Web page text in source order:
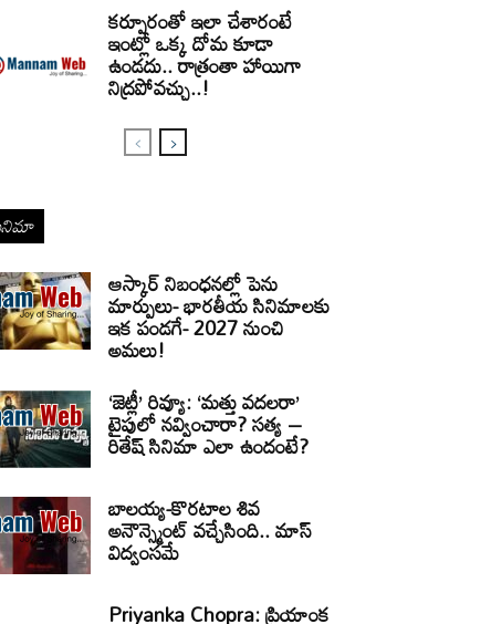
కర్పూరంతో ఇలా చేశారంటే
ఇంట్లో ఒక్క దోమ కూడా
ఉండదు.. రాత్రంతా హాయిగా
నిద్రపోవచ్చు..!
ఆస్కార్ నిబంధనల్లో పెను
మార్పులు- భారతీయ సినిమాలకు
ఇక పండగే- 2027 నుంచి
అమలు!
‘జెట్లీ’ రివ్యూ: ‘మత్తు వదలరా’
టైపులో నవ్వించారా? సత్య –
రితేష్ సినిమా ఎలా ఉందంటే?
బాలయ్య-కొరటాల శివ
అనౌన్స్మెంట్ వచ్చేసింది.. మాస్
విద్వంసమే
Priyanka Chopra: ప్రియాంక